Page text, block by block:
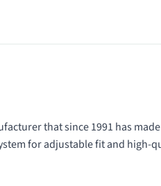
that since 1991 has
for adjustable fit and high-